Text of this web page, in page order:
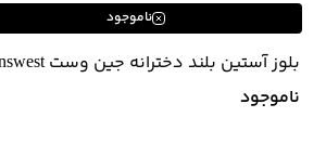
ناموجود
بلوز آستین بلند دخترانه جین وست Jeanswest
ناموجود